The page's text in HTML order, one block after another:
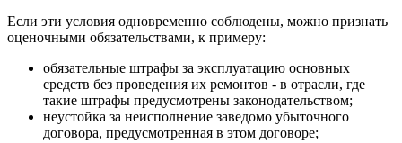
Если эти условия одновременно соблюдены, можно признать
оценочными обязательствами, к примеру:
обязательные штрафы за эксплуатацию основных
средств без проведения их ремонтов - в отрасли, где
такие штрафы предусмотрены законодательством;
неустойка за неисполнение заведомо убыточного
договора, предусмотренная в этом договоре;